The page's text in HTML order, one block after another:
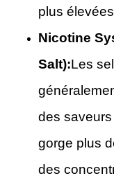
plus
Nicotine
Salt):Les
des
gorge plus
des